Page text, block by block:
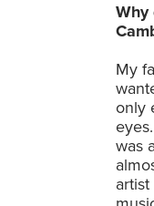
Why
My
only
was